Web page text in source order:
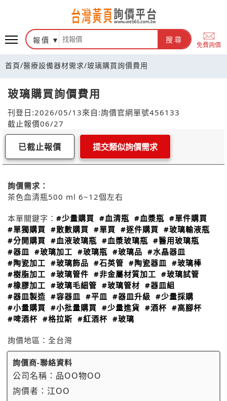
報價 搜尋
免費詢價
首頁/醫療設備器材需求/玻璃購買詢價費用
玻璃購買詢價費用
刊登日:2026/05/13來自:詢價官網單號456133
截止報價06/27
已截止報價 提交類似詢價需求
詢價需求：
茶色血清瓶500 ml 6~12個左右
本單關鍵字： #少量購買 #血清瓶 #血漿瓶 #單件購買
#單獨購買 #散數購買 #單買 #逐件購買 #玻璃輸液瓶
#分開購買 #血液玻璃瓶 #血漿玻璃瓶 #醫用玻璃瓶
#器皿 #玻璃加工 #玻璃瓶 #玻璃品 #水晶器皿
#陶瓷加工 #玻璃飾品 #石英管 #陶瓷器皿 #玻璃棒
#樹脂加工 #玻璃管件 #非金屬材質加工 #玻璃試管
#橡膠加工 #玻璃毛細管 #玻璃管材 #器皿組
#器皿製造 #容器皿 #平皿 #器皿升級 #少量採購
#小量購買 #小批量購買 #少量進貨 #酒杯 #高腳杯
#啤酒杯 #格拉斯 #紅酒杯 #玻璃
詢價地區： 全台灣
詢價商-聯絡資料
公司名稱： 品OO物OO
詢價者： 江OO